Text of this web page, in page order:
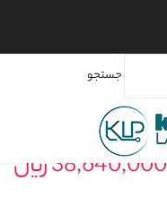
جستجو
38,640,000 ریال